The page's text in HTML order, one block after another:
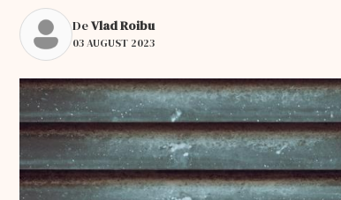
DeVlad Roibu
03 AUGUST 2023